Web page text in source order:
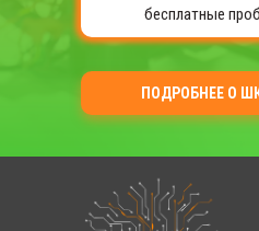
ПОДРОБНЕЕ О
бесплатные